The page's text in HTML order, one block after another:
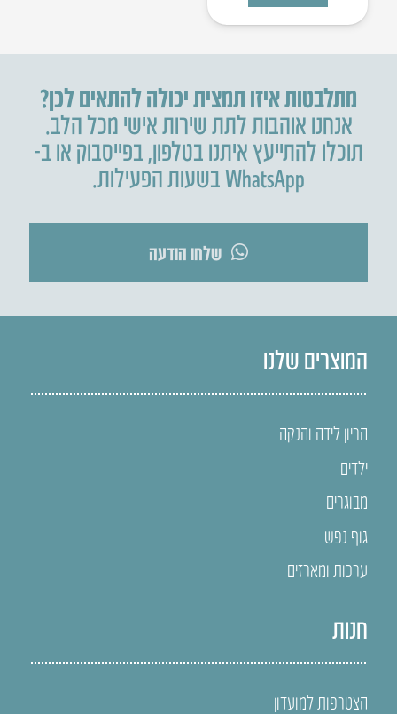
מתלבטות איזו תמצית יכולה להתאים לכן?
אנחנו אוהבות לתת שירות אישי מכל הלב.
תוכלו להתייעץ איתנו בטלפון,בפייסבוק או ב-
WhatsApp בשעות הפעילות.
שלחו הודעה
המוצרים שלנו
הריון לידה והנקה
ילדים
מבוגרים
גוף נפש
ערכות ומארזים
חנות
הצטרפות למועדון